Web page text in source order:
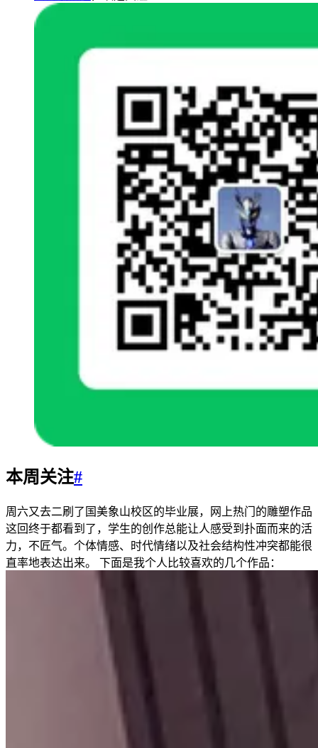
本周关注#
周六又去二刷了国美象山校区的毕业展，网上热门的雕塑作品
这回终于都看到了，学生的创作总能让人感受到扑面而来的活
力，不匠气。个体情感、时代情绪以及社会结构性冲突都能很
直率地表达出来。 下面是我个人比较喜欢的几个作品：